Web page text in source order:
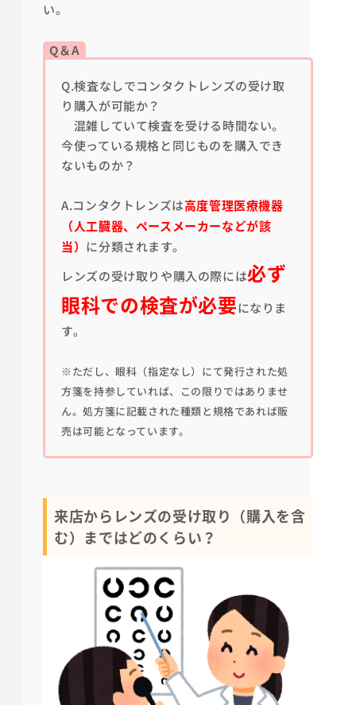
い。
Q＆A
Q.検査なしでコンタクトレンズの受け取
り購入が可能か？
混雑していて検査を受ける時間ない。
今使っている規格と同じものを購入でき
ないものか？
A.コンタクトレンズは高度管理医療機器
（人工臓器、ペースメーカーなどが該
当） に分類されます。
レンズの受け取りや購入の際には必ず
眼科での検査が必要になりま
す。
※ただし、眼科（指定なし）にて発行された処
方箋を持参していれば、この限りではありませ
ん。処方箋に記載された種類と規格であれば販
売は可能となっています。
来店からレンズの受け取り（購入を含
む）まではどのくらい？